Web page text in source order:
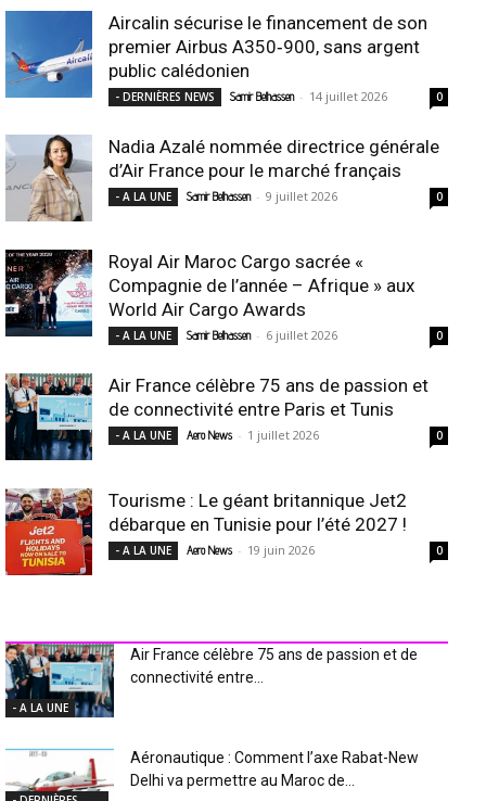
Aircalin sécurise le financement de son
premier Airbus A350‑900, sans argent
public calédonien
- DERNIÈRES NEWS Samir Belhassen - 14 juillet 2026 0
Nadia Azalé nommée directrice générale
d’Air France pour le marché français
- A LA UNE Samir Belhassen - 9 juillet 2026 0
Royal Air Maroc Cargo sacrée «
Compagnie de l’année – Afrique » aux
World Air Cargo Awards
- A LA UNE Samir Belhassen - 6 juillet 2026 0
Air France célèbre 75 ans de passion et
de connectivité entre Paris et Tunis
- A LA UNE Aero News - 1 juillet 2026 0
Tourisme : Le géant britannique Jet2
débarque en Tunisie pour l’été 2027 !
- A LA UNE Aero News - 19 juin 2026 0
- A LA UNE
Air France célèbre 75 ans de passion et de
connectivité entre...
Aéronautique : Comment l’axe Rabat-New
Delhi va permettre au Maroc de...